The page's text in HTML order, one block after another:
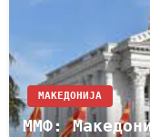
МАКЕДОНИЈА
ММФ: